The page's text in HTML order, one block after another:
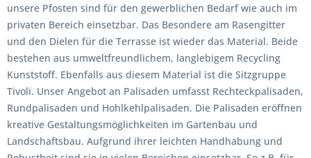
unsere Pfosten sind für den gewerblichen Bedarf wie auch im
privaten Bereich einsetzbar. Das Besondere am Rasengitter
und den Dielen für die Terrasse ist wieder das Material. Beide
bestehen aus umweltfreundlichem, langlebigem Recycling
Kunststoff. Ebenfalls aus diesem Material ist die Sitzgruppe
Tivoli. Unser Angebot an Palisaden umfasst Rechteckpalisaden,
Rundpalisaden und Hohlkehlpalisaden. Die Palisaden eröffnen
kreative Gestaltungsmöglichkeiten im Gartenbau und
Landschaftsbau. Aufgrund ihrer leichten Handhabung und